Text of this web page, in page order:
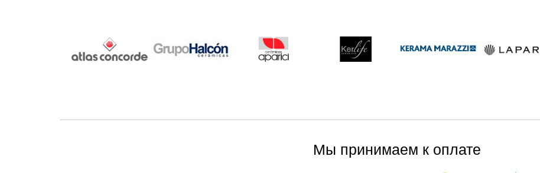
Мы принимаем к оплате